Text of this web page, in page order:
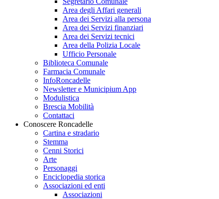
Area degli Affari generali
Area dei Servizi alla persona
Area dei Servizi finanziari
Area dei Servizi tecnici
Area della Polizia Locale
Ufficio Personale
Biblioteca Comunale
Farmacia Comunale
InfoRoncadelle
Newsletter e Municipium App
Modulistica
Brescia Mobilità
Contattaci
Conoscere Roncadelle
Cartina e stradario
Stemma
Cenni Storici
Arte
Personaggi
Enciclopedia storica
Associazioni ed enti
Associazioni